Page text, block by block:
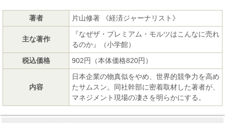
著者 片山修著 《経済ジャーナリスト》
主な著作
『なぜザ・プレミアム・モルツはこんなに売れ
るのか』（小学館）
税込価格
902円（本体価格820円）
内容
日本企業の物真似をやめ、世界的競争力を高め
たサムスン。同社幹部に密着取材した著者が、
マネジメント現場の凄さを明らかにする。